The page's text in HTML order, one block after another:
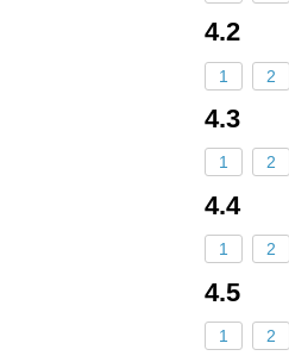
4.2
1 2
4.3
1 2
4.4
1 2
4.5
1 2